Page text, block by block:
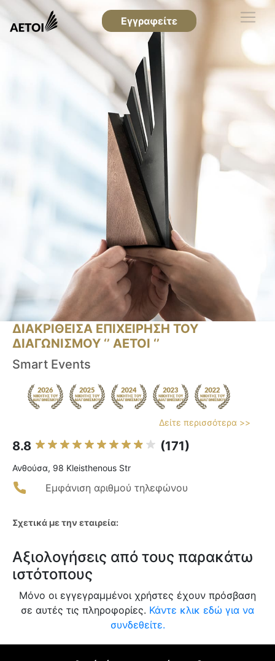
Εγγραφείτε
ΔΙΑΚΡΙΘΕΙΣΑ ΕΠΙΧΕΙΡΗΣΗ ΤΟΥ
ΔΙΑΓΩΝΙΣΜΟΥ ‘’ ΑΕΤΟΙ ‘’
Smart Events
Δείτε περισσότερα >>
8.8 (171)
Ανθούσα, 98 Kleisthenous Str
Εμφάνιση αριθμού τηλεφώνου
Σχετικά με την εταιρεία:
Αξιολογήσεις από τους παρακάτω
ιστότοπους
Μόνο οι εγγεγραμμένοι χρήστες έχουν πρόσβαση
σε αυτές τις πληροφορίες. Κάντε κλικ εδώ για να
συνδεθείτε.